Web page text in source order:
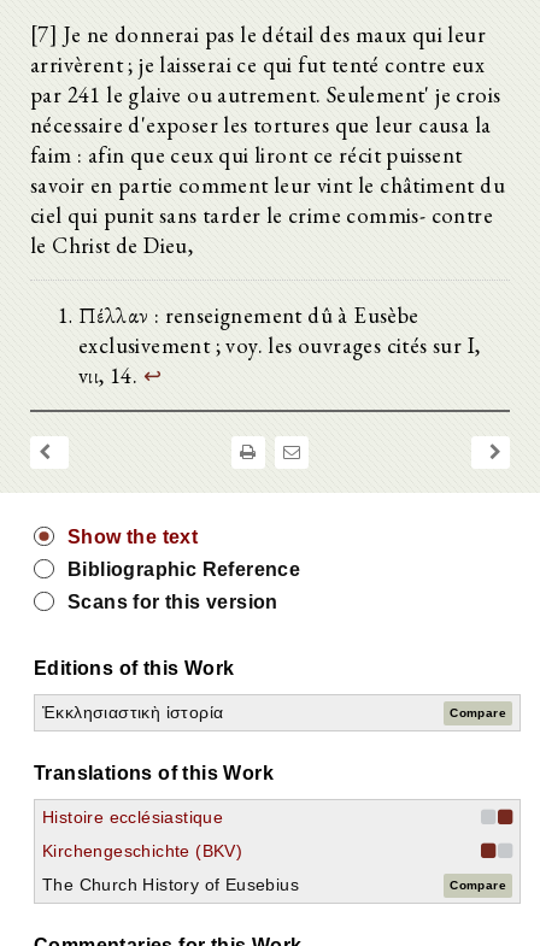
[7] Je ne donnerai pas le détail des maux qui leur
arrivèrent ; je laisserai ce qui fut tenté contre eux
par 241 le glaive ou autrement. Seulement' je crois
nécessaire d'exposer les tortures que leur causa la
faim : afin que ceux qui liront ce récit puissent
savoir en partie comment leur vint le châtiment du
ciel qui punit sans tarder le crime commis- contre
le Christ de Dieu,
Πέλλαν : renseignement dû à Eusèbe
exclusivement ; voy. les ouvrages cités sur I,
vιι, 14. ↩
Show the text
Bibliographic Reference
Scans for this version
Editions of this Work
Ἐκκλησιαστικὴ ἱστορία Compare
Translations of this Work
Histoire ecclésiastique
Kirchengeschichte (BKV)
The Church History of Eusebius
Compare